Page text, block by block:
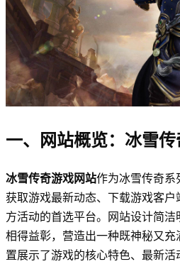
一、网站概览：冰雪
冰雪传奇游戏网站作为冰雪传奇系
获取游戏最新动态、下载游戏客
方活动的首选平台。网站设计简
相得益彰，营造出一种既神秘又
置展示了游戏的核心特色、最新